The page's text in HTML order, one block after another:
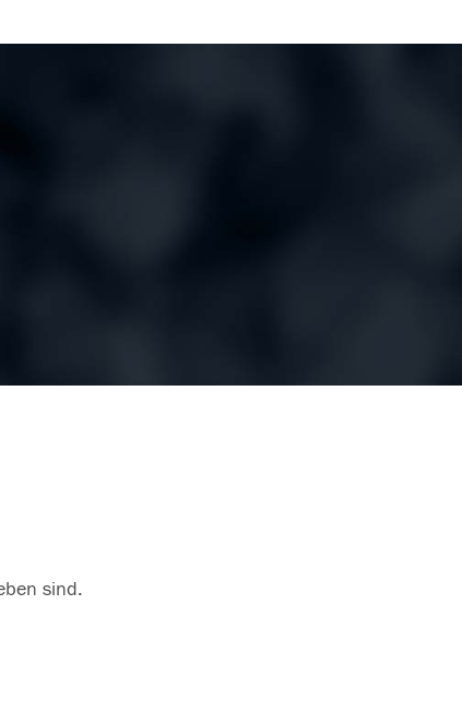
sind.